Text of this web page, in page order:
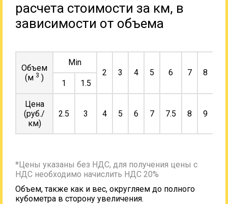
расчета стоимости за км, в
зависимости от объема
Объем
(м 3 )
Min
2
3 4 5 6 7 8
1
1.5
Цена
(руб./
км)
2.5 3 4 5 6 7 7.5 8 9
*Цены указаны без НДС, для получения цены с
НДС необходимо начислить НДС 20%
Объем, также как и вес, округляем до полного
кубометра в сторону увеличения.